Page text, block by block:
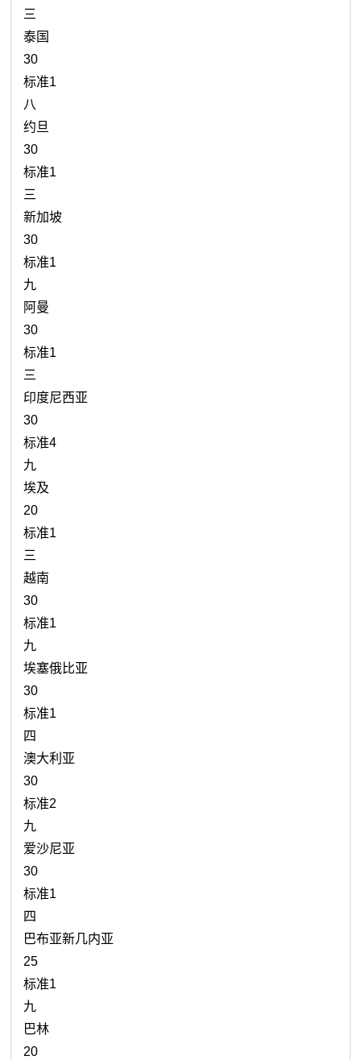
三
泰国
30
标准1
八
约旦
30
标准1
三
新加坡
30
标准1
九
阿曼
30
标准1
三
印度尼西亚
30
标准4
九
埃及
20
标准1
三
越南
30
标准1
九
埃塞俄比亚
30
标准1
四
澳大利亚
30
标准2
九
爱沙尼亚
30
标准1
四
巴布亚新几内亚
25
标准1
九
巴林
20